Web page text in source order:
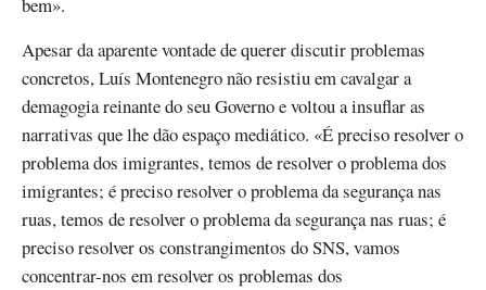
Apesar da aparente vontade de querer discutir problemas
concretos, Luís Montenegro não resistiu em cavalgar a
demagogia reinante do seu Governo e voltou a insuflar as
narrativas que lhe dão espaço mediático. «É preciso resolver o
problema dos imigrantes, temos de resolver o problema dos
imigrantes; é preciso resolver o problema da segurança nas
ruas, temos de resolver o problema da segurança nas ruas; é
preciso resolver os constrangimentos do SNS, vamos
concentrar-nos em resolver os problemas dos